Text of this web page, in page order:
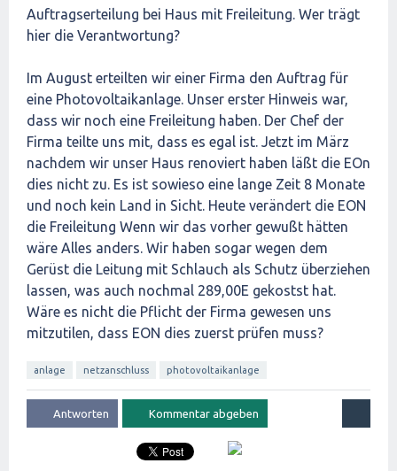
Auftragserteilung bei Haus mit Freileitung. Wer trägt
hier die Verantwortung?
Im August erteilten wir einer Firma den Auftrag für
eine Photovoltaikanlage. Unser erster Hinweis war,
dass wir noch eine Freileitung haben. Der Chef der
Firma teilte uns mit, dass es egal ist. Jetzt im März
nachdem wir unser Haus renoviert haben läßt die EOn
dies nicht zu. Es ist sowieso eine lange Zeit 8 Monate
und noch kein Land in Sicht. Heute verändert die EON
die Freileitung Wenn wir das vorher gewußt hätten
wäre Alles anders. Wir haben sogar wegen dem
Gerüst die Leitung mit Schlauch als Schutz überziehen
lassen, was auch nochmal 289,00E gekostst hat.
Wäre es nicht die Pflicht der Firma gewesen uns
mitzutilen, dass EON dies zuerst prüfen muss?
anlage netzanschluss photovoltaikanlage